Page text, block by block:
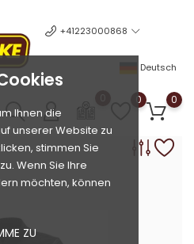
Ihnen die
unserer Website zu
stimmen Sie
Wenn Sie Ihre
möchten, können
ZU
+41223000868
Deutsch
0 0